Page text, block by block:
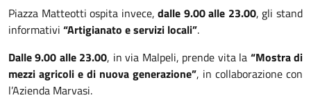
Piazza Matteotti ospita invece,dalle 9.00 alle 23.00, gli stand
informativi “Artigianato e servizi locali”.
Dalle 9.00 alle 23.00, in via Malpeli, prende vita la “Mostra di
mezzi agricoli e di nuova generazione”, in collaborazione con
l’Azienda Marvasi.